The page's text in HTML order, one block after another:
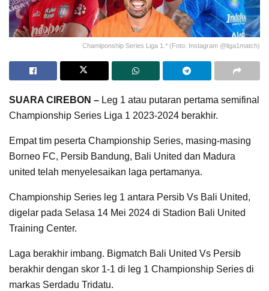
Chamiponship Series Liga 1.* (Foto: Instagram @liga1match)
SUARA CIREBON – Leg 1 atau putaran pertama semifinal
Championship Series Liga 1 2023-2024 berakhir.
Empat tim peserta Championship Series, masing-masing
Borneo FC, Persib Bandung, Bali United dan Madura
united telah menyelesaikan laga pertamanya.
Championship Series leg 1 antara Persib Vs Bali United,
digelar pada Selasa 14 Mei 2024 di Stadion Bali United
Training Center.
Laga berakhir imbang. Bigmatch Bali United Vs Persib
berakhir dengan skor 1-1 di leg 1 Championship Series di
markas Serdadu Tridatu.